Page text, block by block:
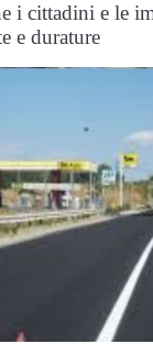
i cittadini e le
e durature